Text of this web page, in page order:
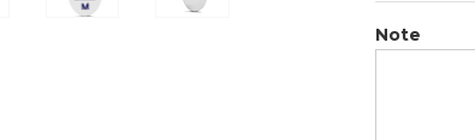
Note